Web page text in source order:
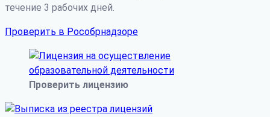
течение 3 рабочих дней.
Проверить в Рособрнадзоре
Проверить лицензию